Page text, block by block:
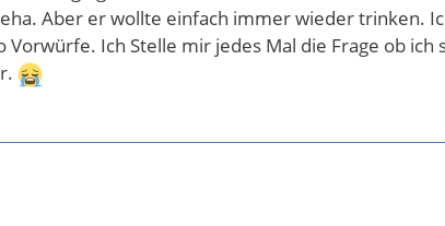
Aber er wollte einfach immer wieder trinken.
Ich Stelle mir jedes Mal die Frage ob